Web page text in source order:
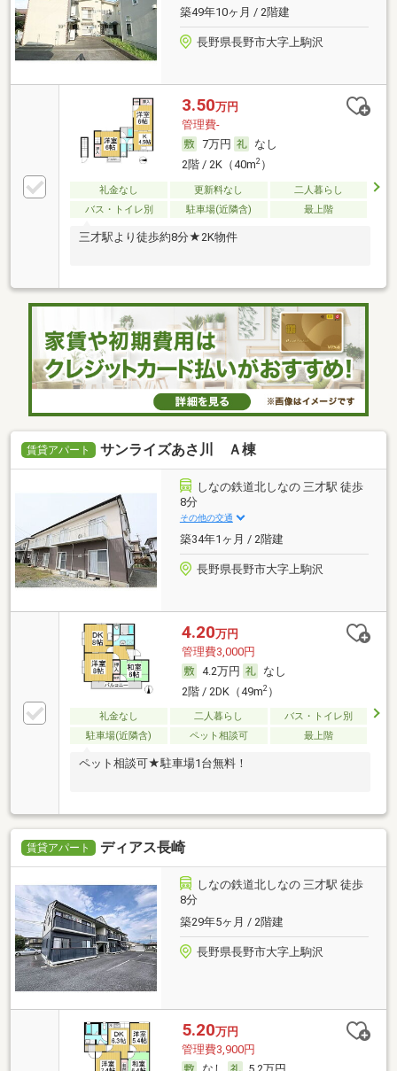
築49年10ヶ月 / 2階建
長野県長野市大字上駒沢
3.50万円
管理費-
7万円
なし
2階 / 2K（40m2）
礼金なし 更新料なし
二人暮らし
バス・トイレ別
駐車場(近隣含) 最上階
三才駅より徒歩約8分★2K物件
賃貸アパート サンライズあさ川 Ａ棟
しなの鉄道北しなの 三才駅 徒歩
8分
その他の交通
築34年1ヶ月 / 2階建
長野県長野市大字上駒沢
4.20万円
管理費3,000円
4.2万円
なし
2階 / 2DK（49m2）
礼金なし 二人暮らし
バス・トイレ別
駐車場(近隣含)
ペット相談可 最上階
ペット相談可★駐車場1台無料！
賃貸アパート ディアス長崎
しなの鉄道北しなの 三才駅 徒歩
8分
築29年5ヶ月 / 2階建
長野県長野市大字上駒沢
5.20万円
管理費3,900円